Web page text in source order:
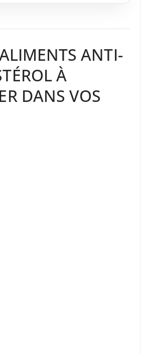
ANTI-
À
DANS VOS